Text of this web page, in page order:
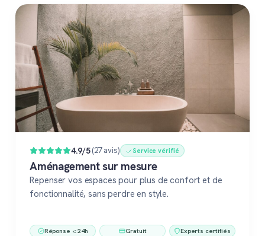
4.9/5(27 avis) Service vérifié
Aménagement sur mesure
Repenser vos espaces pour plus de confort et de
fonctionnalité, sans perdre en style.
Réponse < 24h Gratuit Experts certifiés